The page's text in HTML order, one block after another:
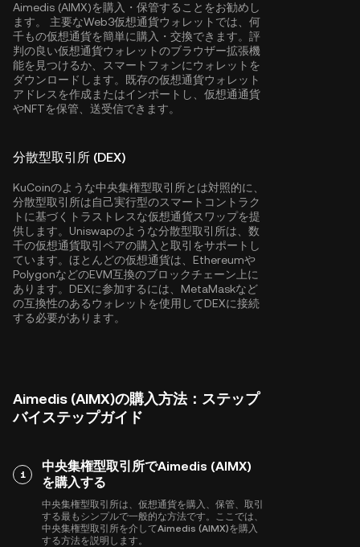
Aimedis (AIMX)を購入・保管することをお勧めし
ます。 主要なWeb3仮想通貨ウォレットでは、何
千もの仮想通貨を簡単に購入・交換できます。評
判の良い仮想通貨ウォレットのブラウザー拡張機
能を見つけるか、スマートフォンにウォレットを
ダウンロードします。既存の仮想通貨ウォレット
アドレスを作成またはインポートし、仮想通通貨
やNFTを保管、送受信できます。
分散型取引所 (DEX)
KuCoinのような中央集権型取引所とは対照的に、
分散型取引所は自己実行型のスマートコントラク
トに基づくトラストレスな仮想通貨スワップを提
供します。Uniswapのような分散型取引所は、数
千の仮想通貨取引ペアの購入と取引をサポートし
ています。ほとんどの仮想通貨は、 Ethereumや
PolygonなどのEVM互換のブロックチェーン上に
あります。DEXに参加するには、MetaMaskなど
の互換性のあるウォレットを使用してDEXに接続
する必要があります。
Aimedis (AIMX)の購入方法：ステップ
バイステップガイド
1
中央集権型取引所でAimedis (AIMX)
を購入する
中央集権型取引所は、仮想通貨を購入、保管、取引
する最もシンプルで一般的な方法です。ここでは、
中央集権型取引所を介してAimedis (AIMX)を購入
する方法を説明します。